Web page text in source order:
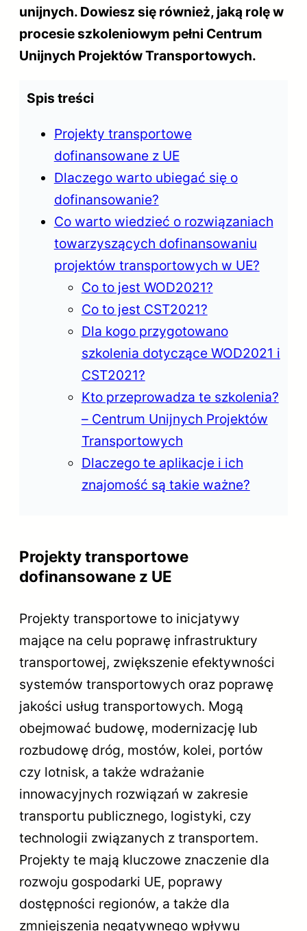
unijnych. Dowiesz się również, jaką rolę w
procesie szkoleniowym pełni Centrum
Unijnych Projektów Transportowych.
Spis treści
Projekty transportowe
dofinansowane z UE
Dlaczego warto ubiegać się o
dofinansowanie?
Co warto wiedzieć o rozwiązaniach
towarzyszących dofinansowaniu
projektów transportowych w UE?
Co to jest WOD2021?
Co to jest CST2021?
Dla kogo przygotowano
szkolenia dotyczące WOD2021 i
CST2021?
Kto przeprowadza te szkolenia?
– Centrum Unijnych Projektów
Transportowych
Dlaczego te aplikacje i ich
znajomość są takie ważne?
Projekty transportowe
dofinansowane z UE
Projekty transportowe to inicjatywy
mające na celu poprawę infrastruktury
transportowej, zwiększenie efektywności
systemów transportowych oraz poprawę
jakości usług transportowych. Mogą
obejmować budowę, modernizację lub
rozbudowę dróg, mostów, kolei, portów
czy lotnisk, a także wdrażanie
innowacyjnych rozwiązań w zakresie
transportu publicznego, logistyki, czy
technologii związanych z transportem.
Projekty te mają kluczowe znaczenie dla
rozwoju gospodarki UE, poprawy
dostępności regionów, a także dla
zmniejszenia negatywnego wpływu